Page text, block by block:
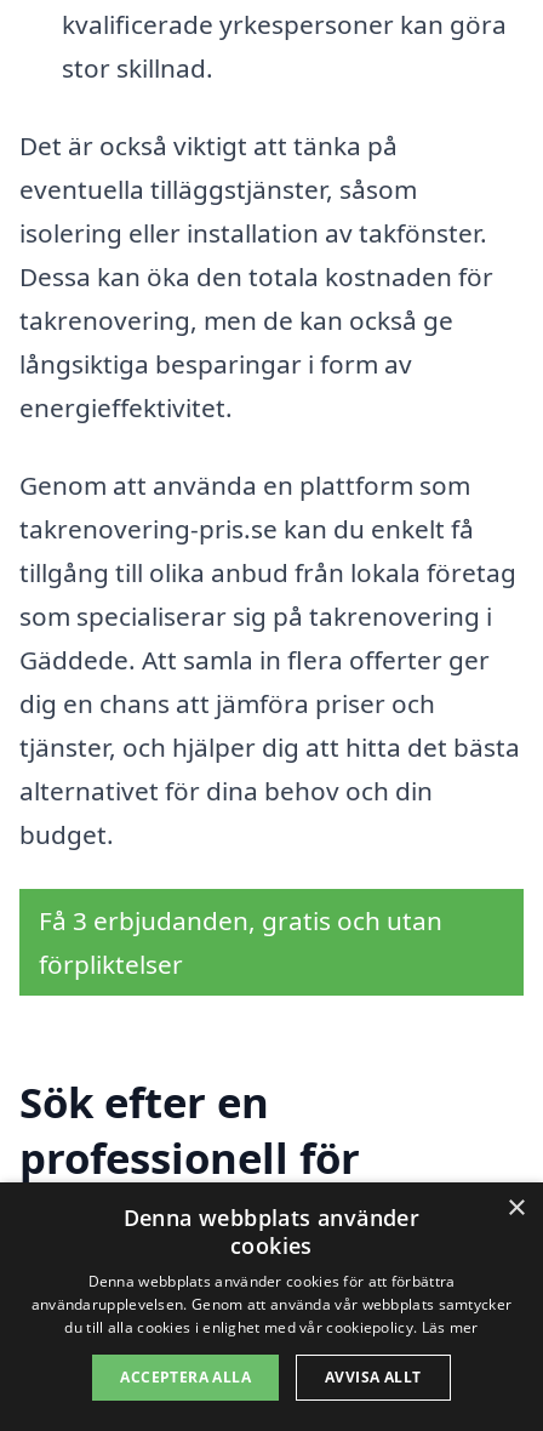
kvalificerade yrkespersoner kan göra
stor skillnad.
Det är också viktigt att tänka på
eventuella tilläggstjänster, såsom
isolering eller installation av takfönster.
Dessa kan öka den totala kostnaden för
takrenovering, men de kan också ge
långsiktiga besparingar i form av
energieffektivitet.
Genom att använda en plattform som
takrenovering-pris.se kan du enkelt få
tillgång till olika anbud från lokala företag
som specialiserar sig på takrenovering i
Gäddede. Att samla in flera offerter ger
dig en chans att jämföra priser och
tjänster, och hjälper dig att hitta det bästa
alternativet för dina behov och din
budget.
Få 3 erbjudanden, gratis och utan
förpliktelser
Sök efter en
professionell för
takrenovering i andra
städer nära Gäddede
Att hitta en pålitlig och kompetent
entreprenör förtakrenovering i
×
Denna webbplats använder
cookies
Denna webbplats använder cookies för att förbättra
användarupplevelsen. Genom att använda vår webbplats samtycker
du till alla cookies i enlighet med vår cookiepolicy. Läs mer
ACCEPTERA ALLA AVVISA ALLT